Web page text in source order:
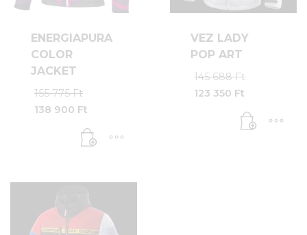
ENERGIAPURA
COLOR
JACKET
155 775Ft
775 Ft.
138 900 Ft
VEZ LADY
POP ART
145 688Ft
688 Ft.
123 350 Ft